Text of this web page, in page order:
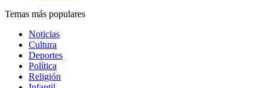
Temas más populares
Noticias
Cultura
Deportes
Política
Religión